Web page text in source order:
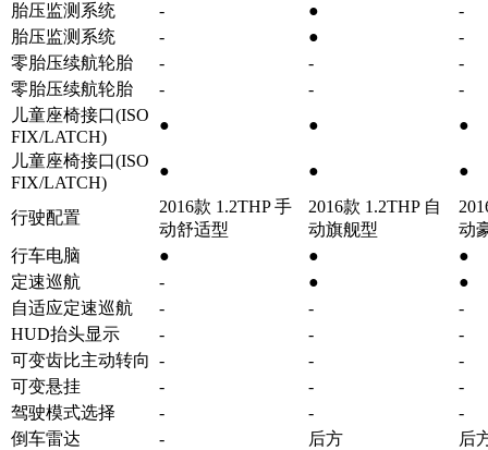
胎压监测系统
- ●
-
胎压监测系统
- ●
-
零胎压续航轮胎
- -
-
零胎压续航轮胎
- -
-
儿童座椅接口(ISO
FIX/LATCH)
● ●
●
儿童座椅接口(ISO
FIX/LATCH)
● ● ●
行驶配置
2016款 1.2THP 手
动舒适型
2016款 1.2THP 自
动旗舰型
动
行车电脑
● ●
●
定速巡航
- ●
●
自适应定速巡航
- -
-
HUD抬头显示
- -
-
可变齿比主动转向 - -
-
可变悬挂
- -
-
驾驶模式选择
- -
-
倒车雷达
- 后方
后